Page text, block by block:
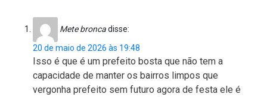
Mete broncadisse:
20 de maio de 2026 às 19:48
Isso é que é um prefeito bosta que não tem a
capacidade de manter os bairros limpos que
vergonha prefeito sem futuro agora de festa ele é